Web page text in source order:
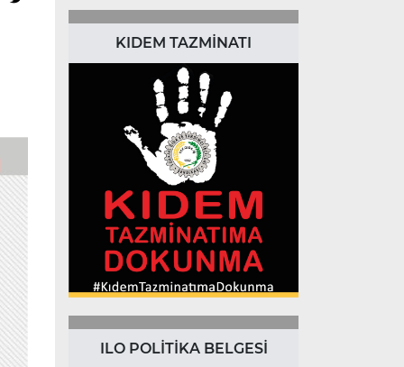
KIDEM TAZMİNATI
ILO POLİTİKA BELGESİ